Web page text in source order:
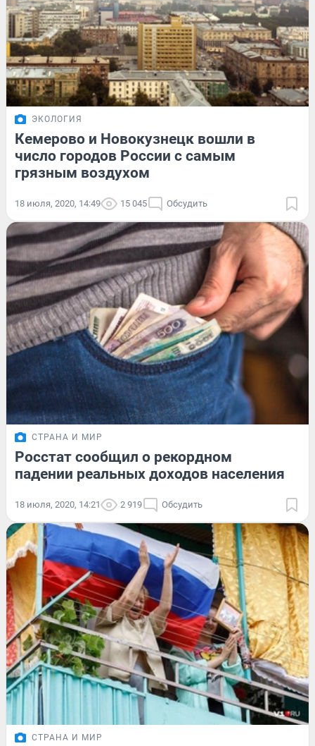
ЭКОЛОГИЯ
Кемерово и Новокузнецк вошли в
число городов России с самым
грязным воздухом
18 июля, 2020, 14:49 15 045 Обсудить
СТРАНА И МИР
Росстат сообщил о рекордном
падении реальных доходов населения
18 июля, 2020, 14:21 2 919 Обсудить
СТРАНА И МИР